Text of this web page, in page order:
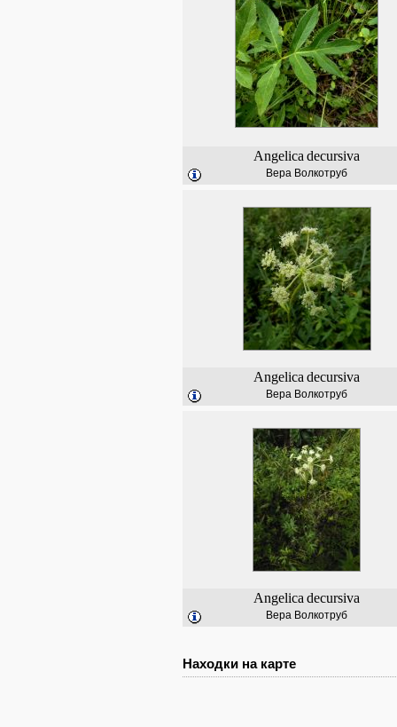
Angelica decursiva
Вера Волкотруб
Angelica decursiva
Вера Волкотруб
Angelica decursiva
Вера Волкотруб
Находки на карте